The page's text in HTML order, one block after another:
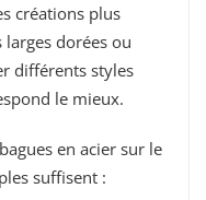
créations plus
larges dorées ou
différents styles
le mieux.
en acier sur le
suffisent :